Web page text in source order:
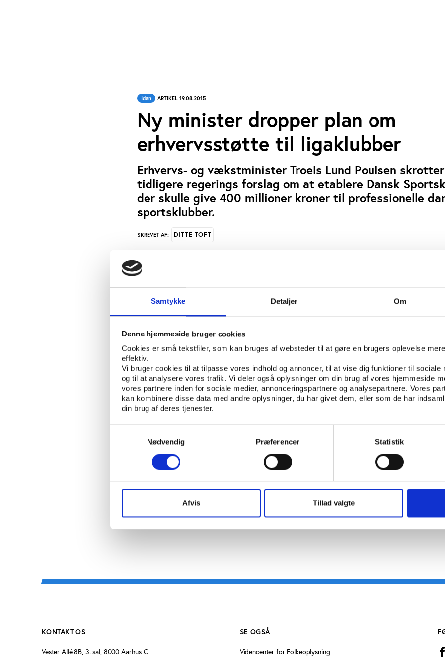
Samtykke Detaljer Om
Denne hjemmeside bruger cookies
Cookies er små tekstfiler, som kan bruges af websteder til at gøre en brugers oplevelse mere
effektiv.
Vi bruger cookies til at tilpasse vores indhold og annoncer, til at vise dig funktioner til sociale
og til at analysere vores trafik. Vi deler også oplysninger om din brug af vores hjemmeside
vores partnere inden for sociale medier, annonceringspartnere og analysepartnere. Vores
kan kombinere disse data med andre oplysninger, du har givet dem, eller som de har
din brug af deres tjenester.
Nødvendig
Præferencer Statistik
Afvis Tillad valgte
Idan ARTIKEL 19.08.2015
Ny minister dropper plan om
erhvervsstøtte til ligaklubber
Erhvervs- og vækstminister Troels Lund Poulsen
tidligere regerings forslag om at etablere Dansk
der skulle give 400 millioner kroner til professionelle
sportsklubber.
SKREVET AF: DITTE TOFT
Der var blandede meninger og overraskelse i idrættens verden, da tidligere
vækstminister Henrik Sass Larsen i maj 2015 lancerede investeringsfonden
Sportskapital, der skulle yde støtte til professionelle sportsklubber.
Nu meddeler den nytiltrådte erhvervs- og vækstminister Troels Lund Poulsen, at
forslaget om Dansk Sportskapital af bordet. I et interview med Jyllands-Posten
ministeren dette med, at der først og fremmest manglede finansiering af
også at han mener, det er forkert at understøtte idrætten gennem en sådan
institution.
Planen for fonden var, at der 1. januar 2016 skulle investeres 100 millioner kroner
og over de følgende ti år minimum 30 millioner kroner årligt, der skulle bruges til
egenkapital og garantistillelse til professionelle sportsklubber med ligastruktur – i
fodbold, håndbold og ishockey.
Henrik Sass Larsens forslag blev budt velkommen i bl.a. Divisionsforeningen og
mødte fra start også
kritik fra blandt andet Idan,
som stillede spørgsmålstegn
reelle vækstperspektiver i de professionelle sportsklubber, som strukturelt altid
store problemer med at skabe balance i regnskaberne.
KONTAKT OS
Vester Allé 8B, 3. sal, 8000 Aarhus C
SE OGSÅ
Videncenter for Folkeoplysning